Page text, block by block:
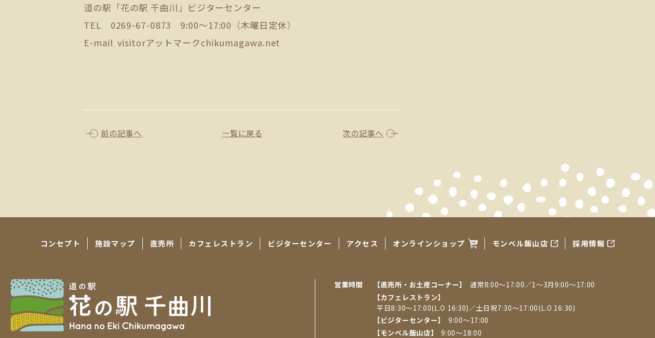
道の駅「花の駅 千曲川」ビジターセンター
TEL 0269-67-0873 9:00～17:00（木曜日定休）
E-mail visitorアットマークchikumagawa.net
前の記事へ 一覧に戻る 次の記事へ
コンセプト 施設マップ 直売所 カフェレストラン ビジターセンター アクセス オンラインショップ モンベル飯山店 採用情報
営業時間 【直売所・お⼟産コーナー】
通常8:00〜17:00／1〜3月9:00〜17:00
【カフェレストラン】
平日8:30～17:00(L.O 16:30)／土日祝7:30～17:00(L.O 16:30)
【ビジターセンター】
9:00～17:00
【モンベル飯山店】
9:00～18:00